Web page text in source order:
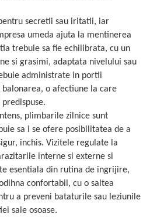
secretii sau iritatii, iar
umeda ajuta la mentinerea
trebuie sa fie echilibrata, cu un
si grasimi, adaptata nivelului sau
administrate in portii
o afectiune la care
plimbarile zilnice sunt
sa i se ofere posibilitatea de a
inchis. Vizitele regulate la
interne si externe si
esentiala din rutina de ingrijire,
confortabil, cu o saltea
a preveni bataturile sau leziunile
sale osoase.